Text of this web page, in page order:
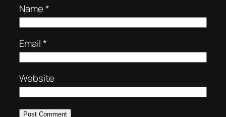
Name*
Email*
Website